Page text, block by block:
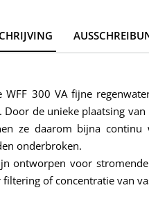
WFF 300 VA fijne
Door de unieke plaatsing
ze daarom bijna
onderbroken.
ontworpen voor
filtering of concentratie van